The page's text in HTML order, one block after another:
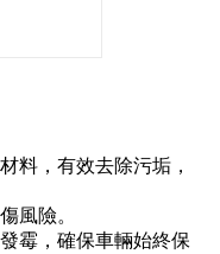
料，有效去除污垢，
風險。
霉，確保車輛始終保